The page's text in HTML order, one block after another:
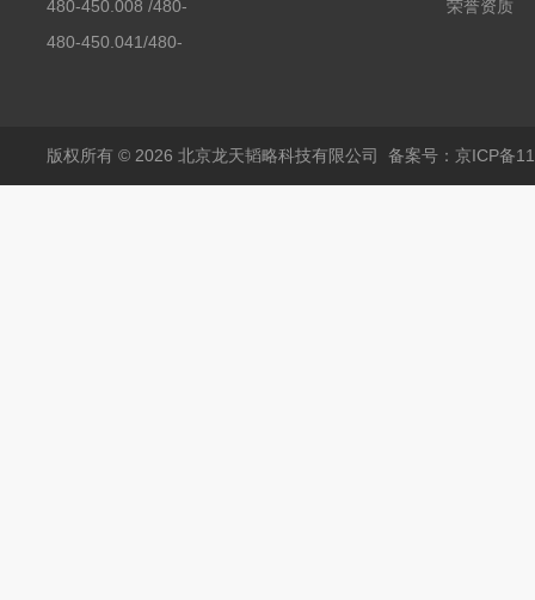
480-450.008 /480-
450.008C耶拿镉Cd空
480-450.041/480-
包邮
荣誉资质
版权所有 © 2026 北京龙天韬略科技有限公司 备案号：京ICP备